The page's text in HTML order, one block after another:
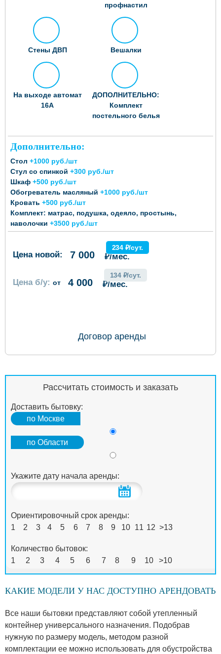
профнастил
Стены ДВП Вешалки
На выходе автомат
16А
ДОПОЛНИТЕЛЬНО:
Комплект
постельного белья
Дополнительно:
Стол +1000 руб./шт
Стул со спинкой +300 руб./шт
Шкаф +500 руб./шт
Обогреватель масляный +1000 руб./шт
Кровать +500 руб./шт
Комплект: матрас, подушка, одеяло, простынь,
наволочки +3500 руб./шт
Цена новой: 7 000 ₽/мес.
234 ₽/сут.
Цена б/у: от 4 000 ₽/мес.
134 ₽/сут.
Договор аренды
Рассчитать стоимость и заказать
Доставить бытовку:
по Москве
по Области
Укажите дату начала аренды:
Ориентировочный срок аренды:
1
2 3 4 5 6 7 8 9 10 11 12 >13
Количество бытовок:
1
2 3 4 5 6 7 8 9 10 >10
КАКИЕ МОДЕЛИ У НАС ДОСТУПНО АРЕНДОВАТЬ
Все наши бытовки представляют собой утепленный
контейнер универсального назначения. Подобрав
нужную по размеру модель, методом разной
комплектации ее можно использовать для обустройства